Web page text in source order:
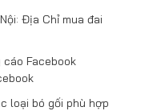
Địa Chỉ mua đai
Facebook
loại bó gối phù hợp